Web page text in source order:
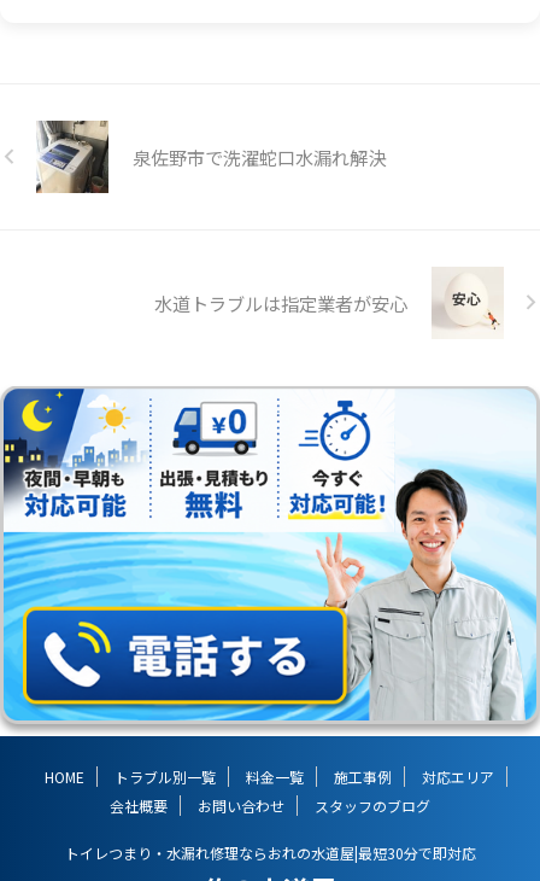
泉佐野市で洗濯蛇口水漏れ解決
水道トラブルは指定業者が安心
HOME トラブル別一覧 料金一覧 施工事例
対応エリア
会社概要
お問い合わせ スタッフのブログ
トイレつまり・水漏れ修理ならおれの水道屋|最短30分で即対応